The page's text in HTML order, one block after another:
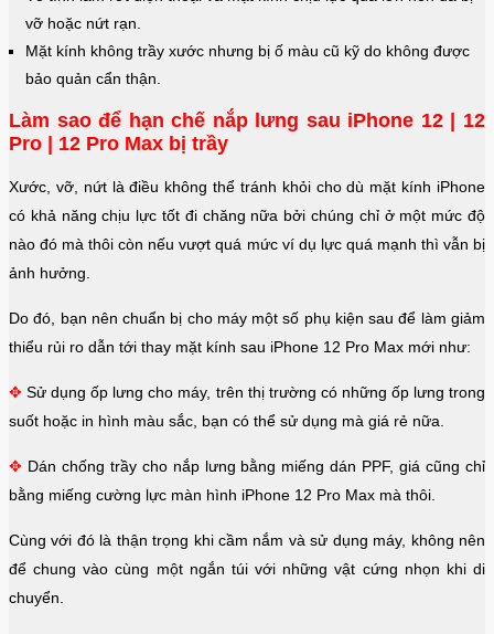
vỡ hoặc nứt rạn.
Mặt kính không trầy xước nhưng bị ố màu cũ kỹ do không được
bảo quản cẩn thận.
Làm sao để hạn chế nắp lưng sau iPhone 12 | 12
Pro | 12 Pro Max bị trầy
Xước, vỡ, nứt là điều không thể tránh khỏi cho dù mặt kính iPhone
có khả năng chịu lực tốt đi chăng nữa bởi chúng chỉ ở một mức độ
nào đó mà thôi còn nếu vượt quá mức ví dụ lực quá mạnh thì vẫn bị
ảnh hưởng.
Do đó, bạn nên chuẩn bị cho máy một số phụ kiện sau để làm giảm
thiểu rủi ro dẫn tới thay mặt kính sau iPhone 12 Pro Max mới như:
✥ Sử dụng ốp lưng cho máy, trên thị trường có những ốp lưng trong
suốt hoặc in hình màu sắc, bạn có thể sử dụng mà giá rẻ nữa.
✥ Dán chống trầy cho nắp lưng bằng miếng dán PPF, giá cũng chỉ
bằng miếng cường lực màn hình iPhone 12 Pro Max mà thôi.
Cùng với đó là thận trọng khi cầm nắm và sử dụng máy, không nên
để chung vào cùng một ngắn túi với những vật cứng nhọn khi di
chuyển.